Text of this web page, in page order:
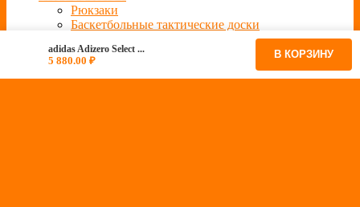
Рюкзаки
Баскетбольные тактические доски
Кепки
Шапки
Носки
adidas Adizero Select ...
5 880.00 ₽ В КОРЗИНУ